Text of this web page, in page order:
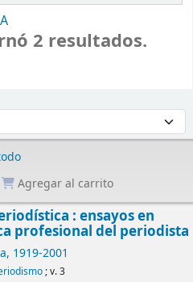
2 resultados.
Agregar al carrito
: ensayos en
profesional del periodista
, 1919-2001
; v. 3